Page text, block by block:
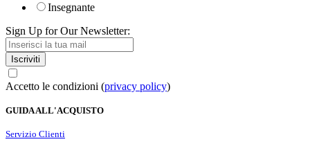
Insegnante
Sign Up for Our Newsletter:
Iscriviti
Accetto le condizioni (privacy policy)
GUIDA ALL'ACQUISTO
Servizio Clienti